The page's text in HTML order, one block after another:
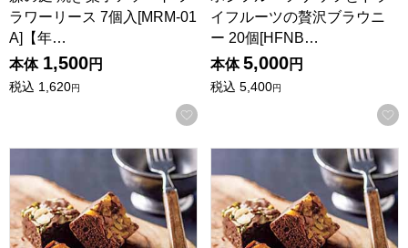
ラワーリース 7個入[MRM-01
A]【年…
本体 1,500円
税込 1,620円
お気に入りに登録する
イフルーツの贅沢ブラウニ
ー 20個[HFNB…
本体 5,000円
税込 5,400円
ホシフルーツ ナッツとドライフルーツの贅沢ブラウニー 12
ホシフルーツ ナッツとドラ